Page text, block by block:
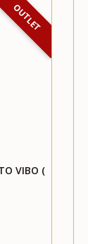
OUTLET
VIBO (